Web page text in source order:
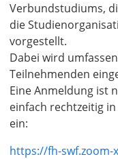
Verbundstudiums,
die
vorgestellt.
Dabei wird
Teilnehmenden
Eine Anmeldung ist
einfach rechtzeitig
ein:
https://fh-swf.zoom-